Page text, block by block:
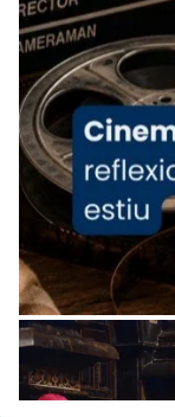
Aquest
missa
comitè
del Sant
Josep
concelebrat
Mons. David
📸 Dr. G.
Foto
View on Facebook